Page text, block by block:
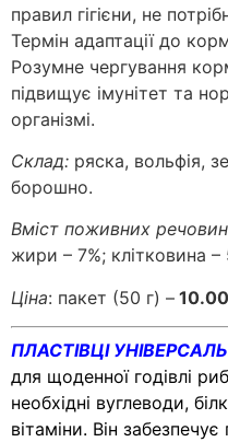
правил гігієни, не
Термін адаптації до
Розумне чергування
підвищує імунітет та
організмі.
Склад: ряска, вольфія,
борошно.
Вміст поживних речовин
жири – 7%; клітковина –
Ціна: пакет (50 г) –
ПЛАСТІВЦІ
для щоденної годівлі
необхідні вуглеводи,
вітаміни. Він